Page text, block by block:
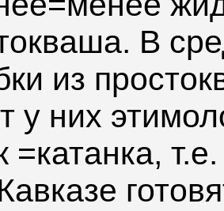
В
из
у них
=катанка,